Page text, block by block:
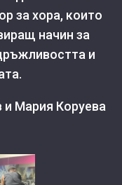
за хора, които
начин за
и
и Мария Коруева